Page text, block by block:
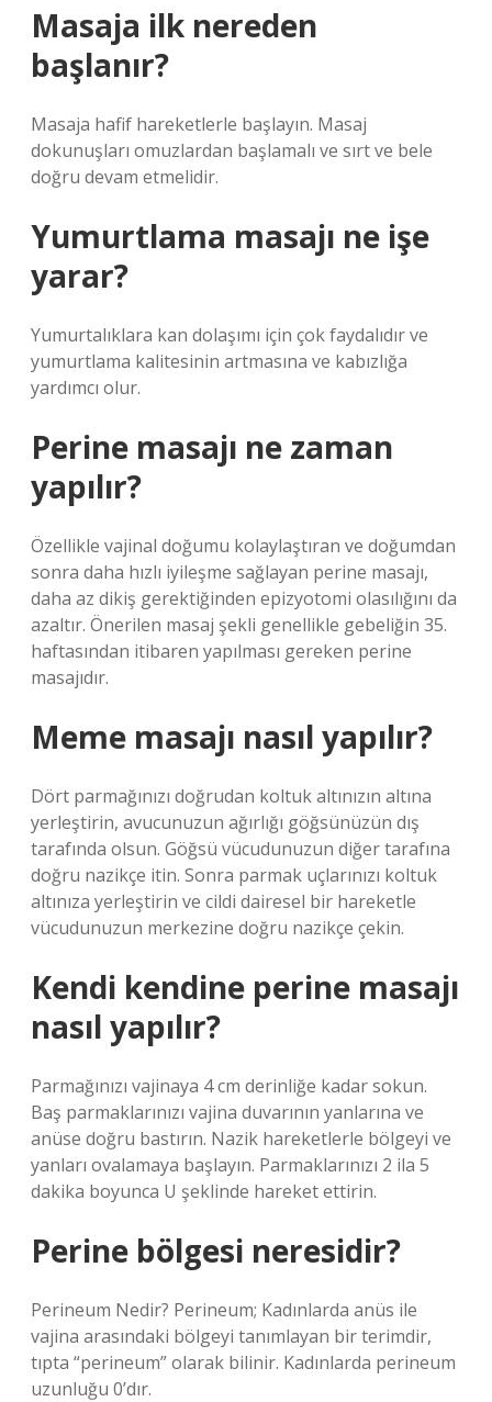
Masaja ilk nereden
başlanır?
Masaja hafif hareketlerle başlayın. Masaj
dokunuşları omuzlardan başlamalı ve sırt ve bele
doğru devam etmelidir.
Yumurtlama masajı ne işe
yarar?
Yumurtalıklara kan dolaşımı için çok faydalıdır ve
yumurtlama kalitesinin artmasına ve kabızlığa
yardımcı olur.
Perine masajı ne zaman
yapılır?
Özellikle vajinal doğumu kolaylaştıran ve doğumdan
sonra daha hızlı iyileşme sağlayan perine masajı,
daha az dikiş gerektiğinden epizyotomi olasılığını da
azaltır. Önerilen masaj şekli genellikle gebeliğin 35.
haftasından itibaren yapılması gereken perine
masajıdır.
Meme masajı nasıl yapılır?
Dört parmağınızı doğrudan koltuk altınızın altına
yerleştirin, avucunuzun ağırlığı göğsünüzün dış
tarafında olsun. Göğsü vücudunuzun diğer tarafına
doğru nazikçe itin. Sonra parmak uçlarınızı koltuk
altınıza yerleştirin ve cildi dairesel bir hareketle
vücudunuzun merkezine doğru nazikçe çekin.
Kendi kendine perine masajı
nasıl yapılır?
Parmağınızı vajinaya 4 cm derinliğe kadar sokun.
Baş parmaklarınızı vajina duvarının yanlarına ve
anüse doğru bastırın. Nazik hareketlerle bölgeyi ve
yanları ovalamaya başlayın. Parmaklarınızı 2 ila 5
dakika boyunca U şeklinde hareket ettirin.
Perine bölgesi neresidir?
Perineum Nedir? Perineum; Kadınlarda anüs ile
vajina arasındaki bölgeyi tanımlayan bir terimdir,
tıpta “perineum” olarak bilinir. Kadınlarda perineum
uzunluğu 0’dır.